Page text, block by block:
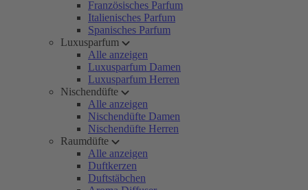
Französisches Parfum
Italienisches Parfum
Spanisches Parfum
Luxusparfum
Alle anzeigen
Luxusparfum Damen
Luxusparfum Herren
Nischendüfte
Alle anzeigen
Nischendüfte Damen
Nischendüfte Herren
Raumdüfte
Alle anzeigen
Duftkerzen
Duftstäbchen